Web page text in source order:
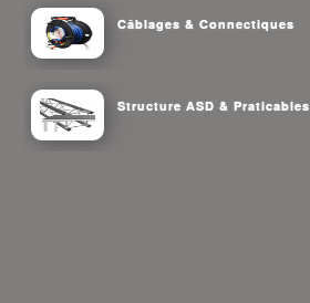
Câblages & Connectiques
Structure ASD & Praticables